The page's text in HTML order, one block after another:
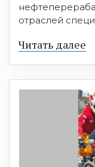
отраслей
Читать далее